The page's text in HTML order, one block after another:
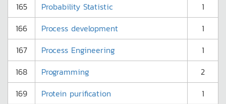
165
Probability Statistic
1
166
Process development
1
167
Process Engineering
1
168
Programming
2
169
Protein purification
1